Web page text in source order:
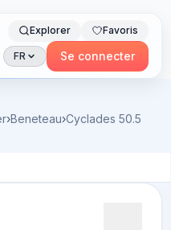
Explorer Favoris
FR Se connecter
›Beneteau›Cyclades 50.5